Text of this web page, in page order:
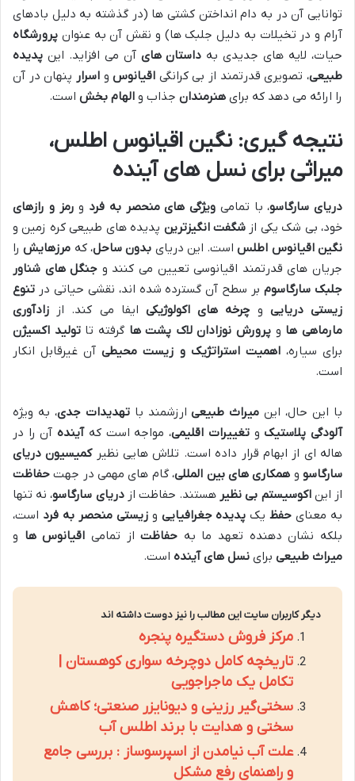
توانایی آن در به دام انداختن کشتی ها (در گذشته به دلیل بادهای
آرام و در تخیلات به دلیل جلبک ها) و نقش آن به عنوان پرورشگاه
حیات، لایه های جدیدی به داستان های آن می افزاید. این پدیده
طبیعی، تصویری قدرتمند از بی کرانگی اقیانوسواسرار پنهان در آن
را ارائه می دهد که برای هنرمندان جذاب و الهام بخش است.
نتیجه گیری: نگین اقیانوس اطلس،
میراثی برای نسل های آینده
دریای سارگاسو، با تمامی ویژگی های منحصر به فرد و رمز و رازهای
خود، بی شک یکی ازشگفت انگیزترین پدیده های طبیعی کره زمین و
نگین اقیانوس اطلساست. این دریای بدون ساحل، که مرزهایشرا
جریان های قدرتمند اقیانوسی تعیین می کنند و جنگل های شناور
جلبک سارگاسومبر سطح آن گسترده شده اند، نقشی حیاتی در تنوع
زیستی دریایی و چرخه های اکولوژیکی ایفا می کند. از زادآوری
مارماهی ها و پرورش نوزادان لاک پشت ها گرفته تاتولید اکسیژن
برای سیاره،اهمیت استراتژیک و زیست محیطیآن غیرقابل انکار
است.
با این حال، این میراث طبیعیارزشمند باتهدیدات جدی، به ویژه
آلودگی پلاستیک وتغییرات اقلیمی، مواجه است کهآیندهآن را در
هاله ای از ابهام قرار داده است. تلاش هایی نظیرکمیسیون دریای
سارگاسوو همکاری های بین المللی، گام های مهمی در جهت حفاظت
از ایناکوسیستم بی نظیر هستند. حفاظت ازدریای سارگاسو، نه تنها
به معنای حفظیک پدیده جغرافیایی وزیستی منحصر به فرد است،
بلکه نشان دهنده تعهد ما به حفاظتاز تمامی اقیانوس ها و
میراث طبیعی برای نسل های آینده است.
دیگر کاربران سایت این مطالب را نیز دوست داشته اند
مرکز فروش دستگیره پنجره
تاریخچه کامل دوچرخه سواری کوهستان |
تکامل یک ماجراجویی
سختی‌گیر رزینی و دیونایزر صنعتی؛ کاهش
سختی و هدایت با برند اطلس آب
علت آب نیامدن از اسپرسوساز : بررسی جامع
و راهنمای رفع مشکل